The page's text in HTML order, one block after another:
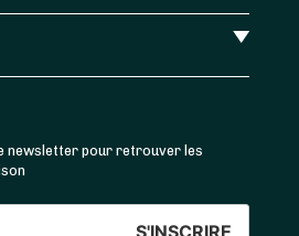
newsletter pour retrouver les